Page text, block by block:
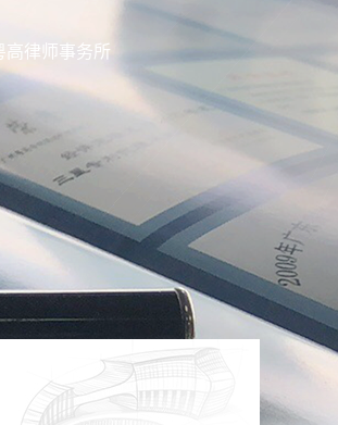
高律师事务所